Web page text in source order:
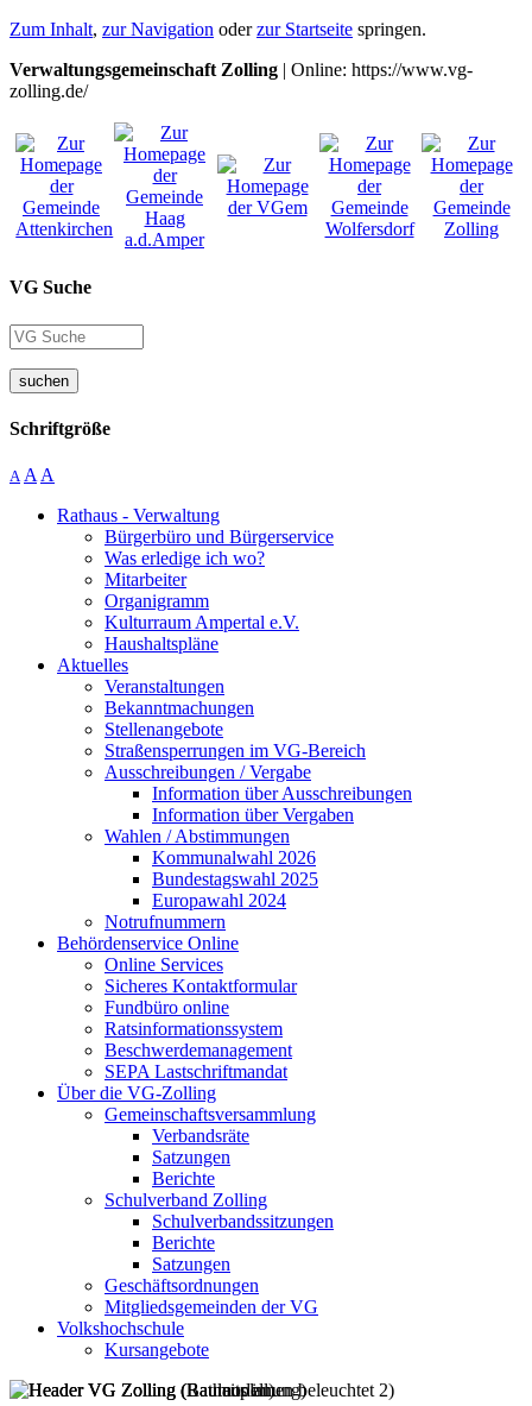
Zum Inhalt, zur Navigation oderzur Startseite springen.
Verwaltungsgemeinschaft Zolling | Online: https://www.vg-
zolling.de/
VG Suche
suchen
Schriftgröße
A A A
Rathaus - Verwaltung
Bürgerbüro und Bürgerservice
Was erledige ich wo?
Mitarbeiter
Organigramm
Kulturraum Ampertal e.V.
Haushaltspläne
Aktuelles
Veranstaltungen
Bekanntmachungen
Stellenangebote
Straßensperrungen im VG-Bereich
Ausschreibungen / Vergabe
Information über Ausschreibungen
Information über Vergaben
Wahlen / Abstimmungen
Kommunalwahl 2026
Bundestagswahl 2025
Europawahl 2024
Notrufnummern
Behördenservice Online
Online Services
Sicheres Kontaktformular
Fundbüro online
Ratsinformationssystem
Beschwerdemanagement
SEPA Lastschriftmandat
Über die VG-Zolling
Gemeinschaftsversammlung
Verbandsräte
Satzungen
Berichte
Schulverband Zolling
Schulverbandssitzungen
Berichte
Satzungen
Geschäftsordnungen
Mitgliedsgemeinden der VG
Volkshochschule
Kursangebote